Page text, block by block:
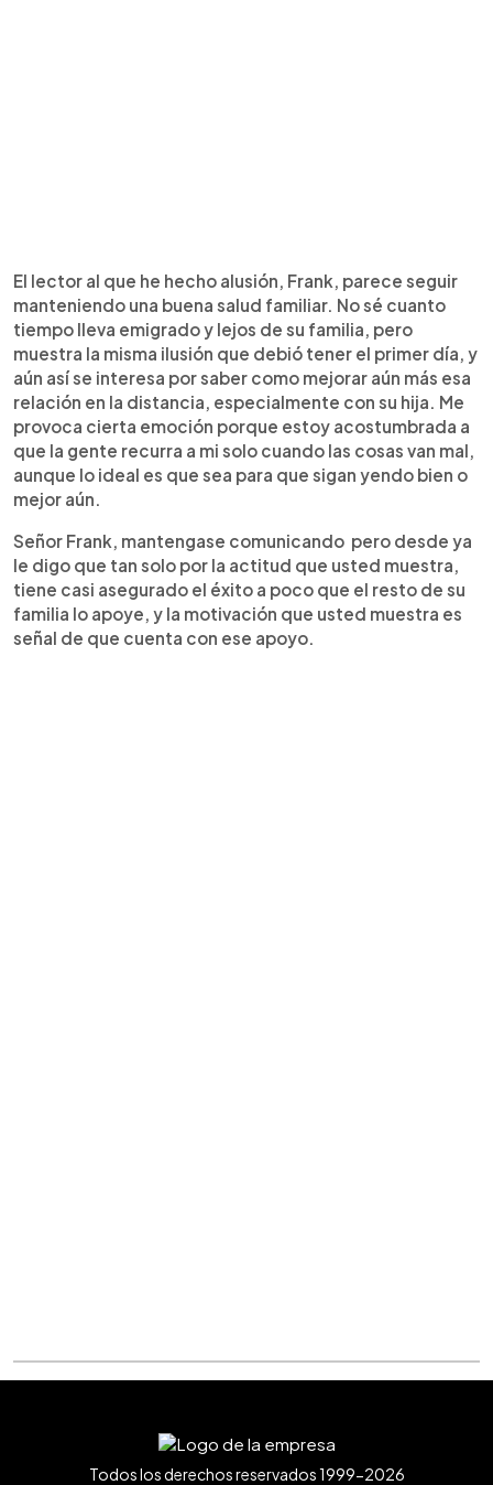
El lector al que he hecho alusión, Frank, parece seguir
manteniendo una buena salud familiar. No sé cuanto
tiempo lleva emigrado y lejos de su familia, pero
muestra la misma ilusión que debió tener el primer día, y
aún así se interesa por saber como mejorar aún más esa
relación en la distancia, especialmente con su hija. Me
provoca cierta emoción porque estoy acostumbrada a
que la gente recurra a mi solo cuando las cosas van mal,
aunque lo ideal es que sea para que sigan yendo bien o
mejor aún.
Señor Frank, mantengase comunicando pero desde ya
le digo que tan solo por la actitud que usted muestra,
tiene casi asegurado el éxito a poco que el resto de su
familia lo apoye, y la motivación que usted muestra es
señal de que cuenta con ese apoyo.
Todos los derechos reservados 1999-2026